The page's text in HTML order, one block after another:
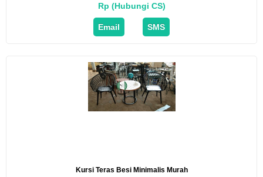
Rp (Hubungi CS)
Email SMS
Kursi Teras Besi Minimalis Murah